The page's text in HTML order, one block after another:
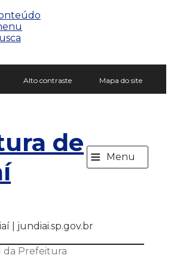
Alto contraste Mapa do site
de ≡ Menu
| jundiai.sp.gov.br